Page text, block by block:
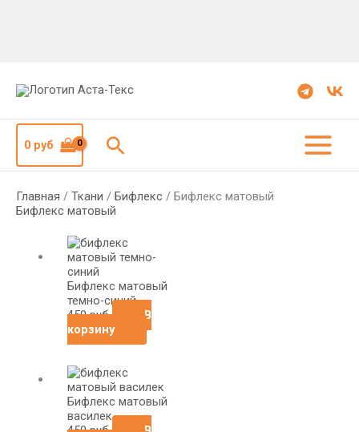
0руб Поиск
Главная / Ткани / Бифлекс / Бифлекс матовый
Бифлекс матовый
Бифлекс матовый
темно-синий
450руб
В
корзину
Бифлекс матовый
василек